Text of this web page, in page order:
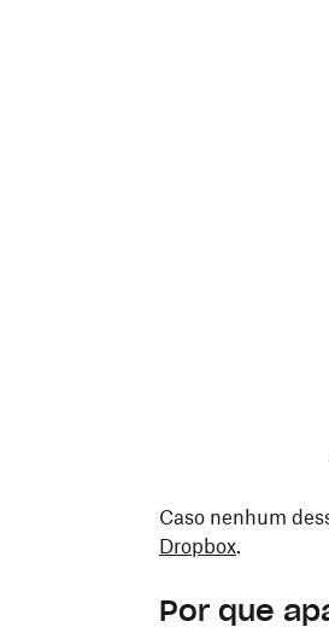
Caso nenhum
Dropbox.
Por que